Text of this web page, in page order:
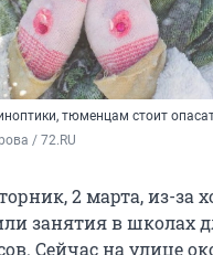
тюменцам стоит
/ 72.RU
2 марта, из-за
занятия в школах
Сейчас на улице